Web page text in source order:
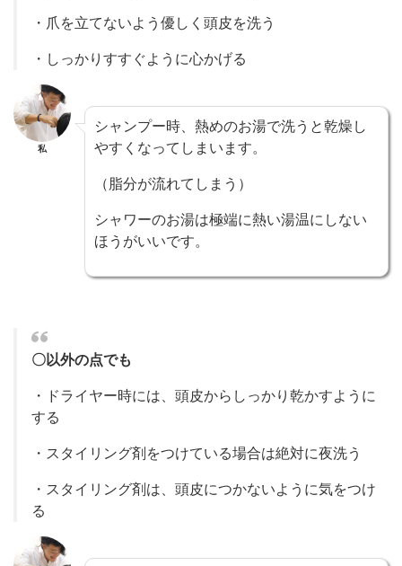
・爪を立てないよう優しく頭皮を洗う
・しっかりすすぐように心かげる
私
シャンプー時、熱めのお湯で洗うと乾燥し
やすくなってしまいます。
（脂分が流れてしまう）
シャワーのお湯は極端に熱い湯温にしない
ほうがいいです。
〇以外の点でも
・ドライヤー時には、頭皮からしっかり乾かすように
する
・スタイリング剤をつけている場合は絶対に夜洗う
・スタイリング剤は、頭皮につかないように気をつけ
る